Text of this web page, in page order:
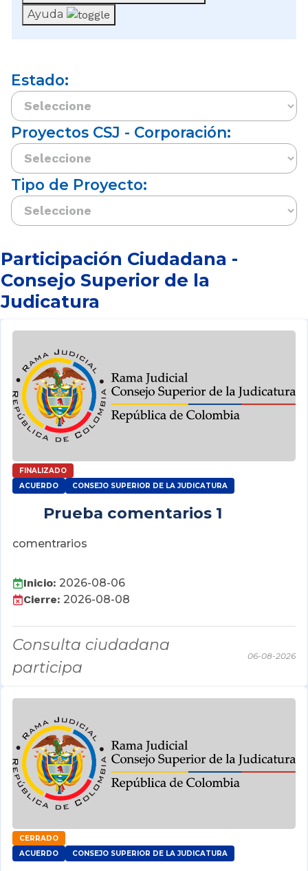
Ayuda
Estado:
Proyectos CSJ - Corporación:
Tipo de Proyecto:
Participación Ciudadana -
Consejo Superior de la
Judicatura
FINALIZADO
ACUERDO
CONSEJO SUPERIOR DE LA JUDICATURA
Prueba comentarios 1
comentrarios
Inicio: 2026-08-06
Cierre: 2026-08-08
Consulta ciudadana
participa
06-08-2026
CERRADO
ACUERDO
CONSEJO SUPERIOR DE LA JUDICATURA